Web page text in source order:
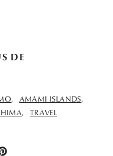
DE
AMAMI ISLANDS
TRAVEL